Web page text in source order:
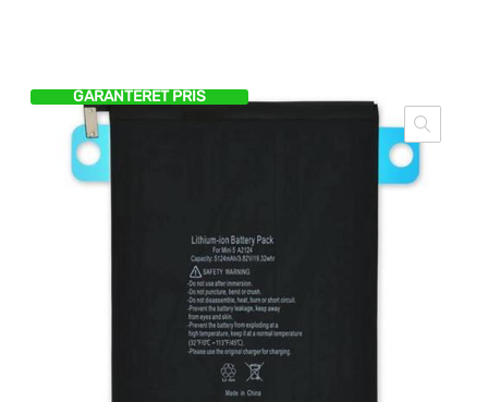
GARANTERET PRIS